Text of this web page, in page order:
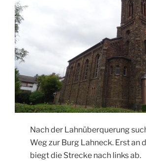
Nach der Lahnüberquerung
Weg zur Burg Lahneck. Erst an
biegt die Strecke nach links ab.